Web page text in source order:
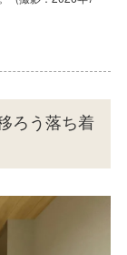
ろう落ち着